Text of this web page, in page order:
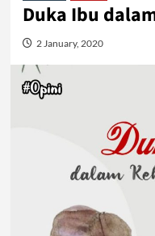
Duka Ibu
2 January, 2020